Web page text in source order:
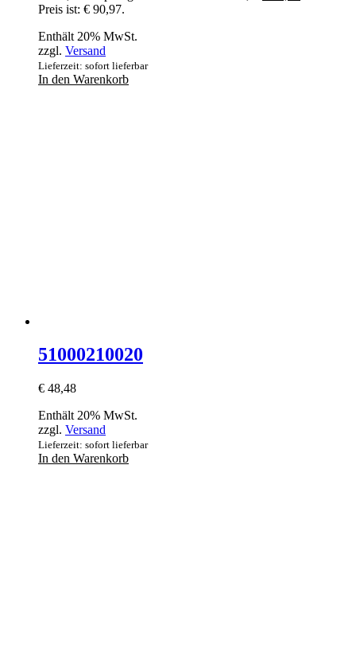
Preis ist: € 90,97.
Enthält 20% MwSt.
zzgl. Versand
Lieferzeit: sofort lieferbar
In den Warenkorb
51000210020
€ 48,48
Enthält 20% MwSt.
zzgl. Versand
Lieferzeit: sofort lieferbar
In den Warenkorb